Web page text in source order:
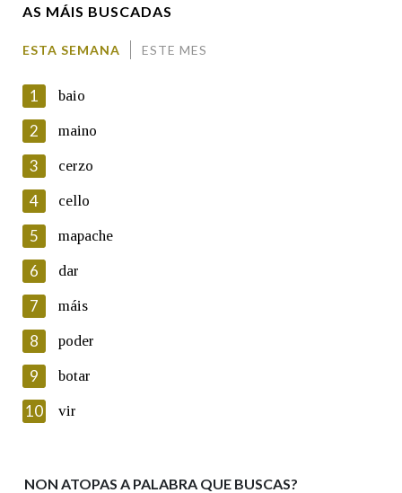
En cumprimento da normativa vixente en materia de
Protección de Datos de Carácter Persoal, a Real Academia
Galega informa a aqueles usuarios que faciliten o seu correo
electrónico, así como calquera outra información de carácter
persoal, que estes datos serán obxecto de tratamento
automatizado de carácter confidencial e incorporados aos seus
ficheiros informáticos. Así mesmo, os usuarios poderán exercer o
seu dereito de acceso, rectificación, oposición e cancelación dos
seus datos poñéndose en contacto connosco.
Lin e acepto as condicións da política de
Introduce o código que aparece na imaxe:
AS MÁIS BUSCADAS
ESTA SEMANA ESTE MES
1 baio
2 maino
3 cerzo
4 cello
5 mapache
6 dar
7 máis
8 poder
9 botar
10 vir
NON ATOPAS A PALABRA QUE BUSCAS?